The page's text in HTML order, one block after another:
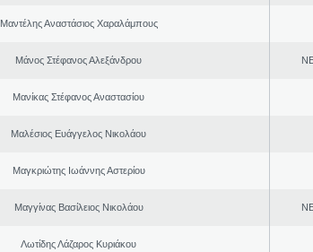
Μαντέλης Αναστάσιος Χαραλάμπους
Μάνος Στέφανος Αλεξάνδρου
Μανίκας Στέφανος Αναστασίου
Μαλέσιος Ευάγγελος Νικολάου
Μαγκριώτης Ιωάννης Αστερίου
Μαγγίνας Βασίλειος Νικολάου
Λωτίδης Λάζαρος Κυριάκου